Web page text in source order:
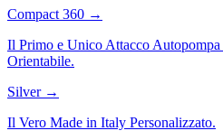
Compact 360 →
Il Primo e Unico Attacco
Orientabile.
Silver →
Il Vero Made in Italy Personalizzato.